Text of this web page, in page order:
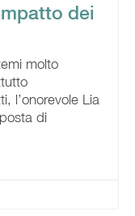
dei
molto
l’onorevole Lia
di